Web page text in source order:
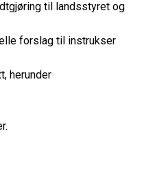
til landsstyret og
forslag til instrukser
herunder